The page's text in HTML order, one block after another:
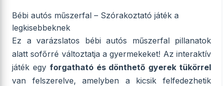
Bébi autós műszerfal – Szórakoztató játék a
legkisebbeknek
Ez a varázslatos bébi autós műszerfal pillanatok
alatt sofőrré változtatja a gyermekeket! Az interaktív
játék egy forgatható és dönthető gyerek tükörrel
van felszerelve, amelyben a kicsik felfedezhetik